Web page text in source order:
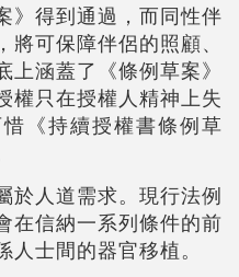
》得到通過，而同性伴
可保障伴侶的照顧、
涵蓋了《條例草案》
權只在授權人精神上失
《持續授權書條例草
於人道需求。現行法例
在信納一系列條件的前
士間的器官移植。